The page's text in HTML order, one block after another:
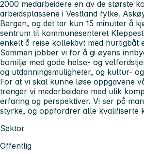
2000 medarbeidere en av de største
arbeidsplassene i Vestland fylke.
Bergen, og det tar kun 15 minutter å
sentrum til kommunesenteret
enkelt å reise kollektivt med hurtigbåt
Sammen jobber vi for å gi øyens
bomiljø med gode helse- og
og utdanningsmuligheter, og kultur-
For at vi skal kunne løse oppgavene
trenger vi medarbeidere med ulik
erfaring og perspektiver. Vi ser på
styrke, og oppfordrer alle kvalifiserte
Sektor
Offentlig